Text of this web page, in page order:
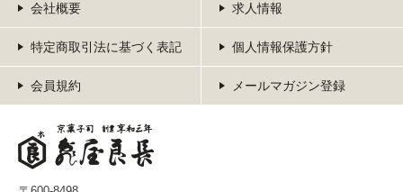
会社概要 求人情報
特定商取引法に基づく表記 個人情報保護方針
会員規約 メールマガジン登録